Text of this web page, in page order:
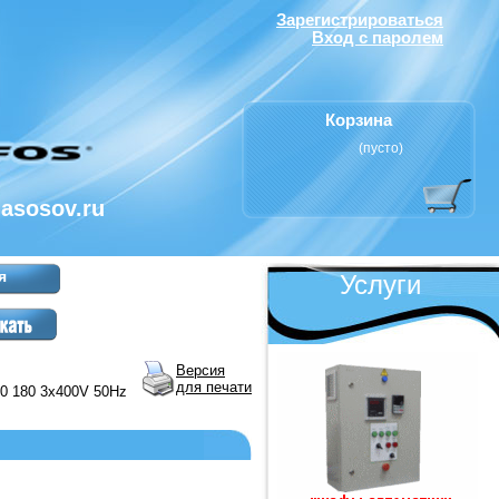
Зарегистрироваться
Вход с паролем
Корзина
(пусто)
Услуги
180 3x400V 50Hz
Версия
для печати